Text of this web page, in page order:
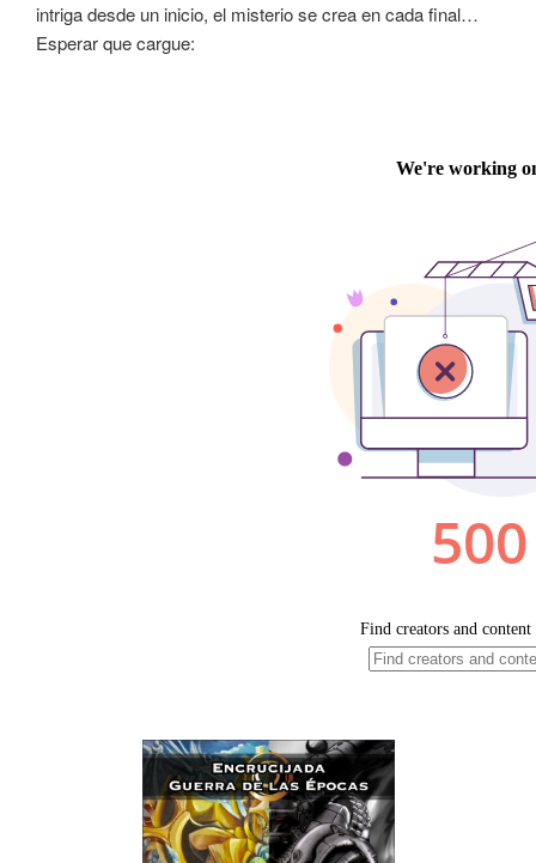
intriga desde un inicio, el misterio se crea en cada final…
Esperar que cargue: